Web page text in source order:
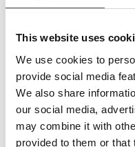
This website uses
We use cookies to
provide social media
We also share
our social media,
may combine it with
provided to them or that
5G16+1x4x0,75